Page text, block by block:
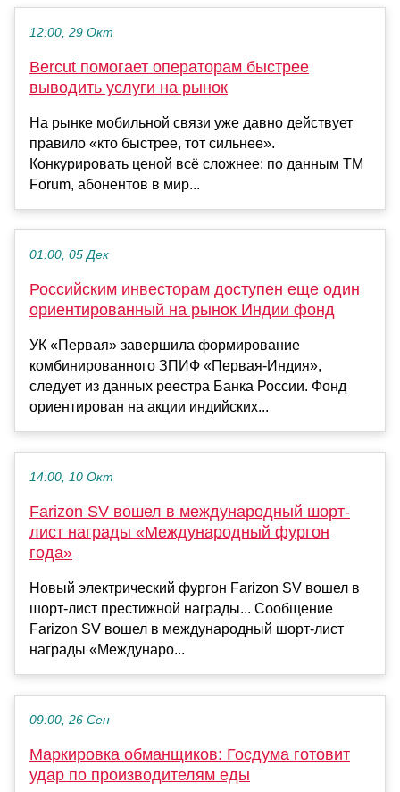
12:00, 29 Окт
Bercut помогает операторам быстрее
выводить услуги на рынок
На рынке мобильной связи уже давно действует
правило «кто быстрее, тот сильнее».
Конкурировать ценой всё сложнее: по данным TM
Forum, абонентов в мир...
01:00, 05 Дек
Российским инвесторам доступен еще один
ориентированный на рынок Индии фонд
УК «Первая» завершила формирование
комбинированного ЗПИФ «Первая-Индия»,
следует из данных реестра Банка России. Фонд
ориентирован на акции индийских...
14:00, 10 Окт
Farizon SV вошел в международный шорт-
лист награды «Международный фургон
года»
Новый электрический фургон Farizon SV вошел в
шорт-лист престижной награды... Сообщение
Farizon SV вошел в международный шорт-лист
награды «Междунаро...
09:00, 26 Сен
Маркировка обманщиков: Госдума готовит
удар по производителям еды